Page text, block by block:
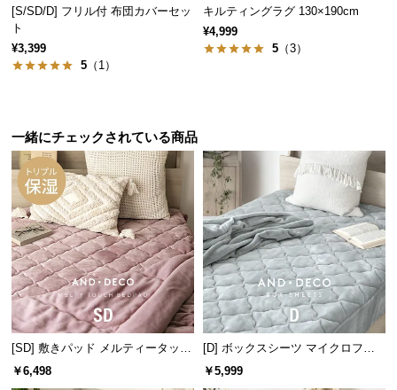
ル
つ
い
保
証
に
つ
い
て
会
員
規
約
に
つ
[S/SD/D] フリル付 布団カバーセッ
ト
¥3,399
5 （1）
キルティングラグ 130×190cm
¥4,999
5 （3）
一緒にチェックされている商品
[SD] 敷きパッド メルティータッチ
マイクロファイバー
￥6,498
[D] ボックスシーツ マイクロファ
イバー
￥5,999